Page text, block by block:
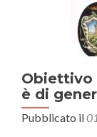
Obiettivo
è di
Pubblicato il